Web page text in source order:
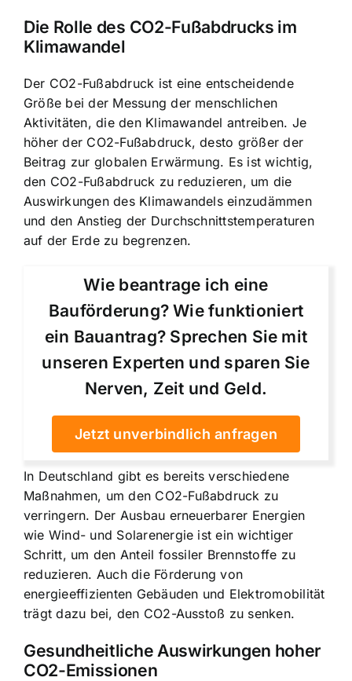
Die Rolle des CO2-Fußabdrucks im
Klimawandel
Der CO2-Fußabdruck ist eine entscheidende
Größe bei der Messung der menschlichen
Aktivitäten, die den Klimawandel antreiben. Je
höher der CO2-Fußabdruck, desto größer der
Beitrag zur globalen Erwärmung. Es ist wichtig,
den CO2-Fußabdruck zu reduzieren, um die
Auswirkungen des Klimawandels einzudämmen
und den Anstieg der Durchschnittstemperaturen
auf der Erde zu begrenzen.
Wie beantrage ich eine
Bauförderung? Wie funktioniert
ein Bauantrag? Sprechen Sie mit
unseren Experten und sparen Sie
Nerven, Zeit und Geld.
Jetzt unverbindlich anfragen
In Deutschland gibt es bereits verschiedene
Maßnahmen, um den CO2-Fußabdruck zu
verringern. Der Ausbau erneuerbarer Energien
wie Wind- und Solarenergie ist ein wichtiger
Schritt, um den Anteil fossiler Brennstoffe zu
reduzieren. Auch die Förderung von
energieeffizienten Gebäuden und Elektromobilität
trägt dazu bei, den CO2-Ausstoß zu senken.
Gesundheitliche Auswirkungen hoher
CO2-Emissionen